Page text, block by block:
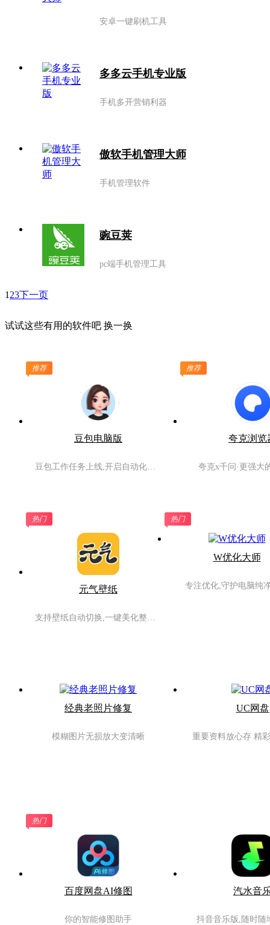
安卓一键刷机工具
多多云手机专业版
手机多开营销利器
傲软手机管理大师
手机管理软件
豌豆荚
pc端手机管理工具
1 23下一页
试试这些有用的软件吧 换一换
推荐
豆包电脑版
豆包工作任务上线,开启自动化高效办公
推荐
夸克浏览
夸克x千问·更强大
热门
元气壁纸
支持壁纸自动切换,一键美化整理桌面,让桌面为你而动
热门
W优化大师
专注优化,守护电脑纯
经典老照片修复
模糊图片无损放大变清晰
UC网盘
重要资料放心存 精
热门
百度网盘AI修图
你的智能修图助手
汽水音
抖音音乐版,随时随